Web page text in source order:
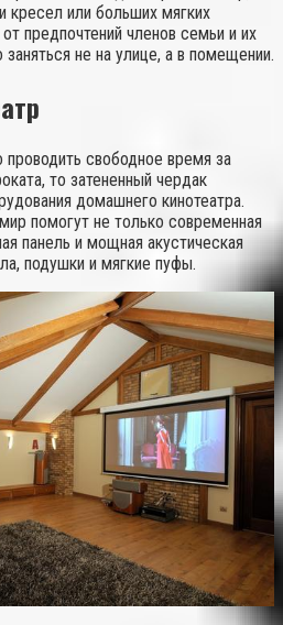
кресел или больших мягких
предпочтений членов семьи и их
не на улице, а в помещении.
свободное время за
то затененный чердак
домашнего кинотеатра.
помогут не только современная
панель и мощная акустическая
подушки и мягкие пуфы.